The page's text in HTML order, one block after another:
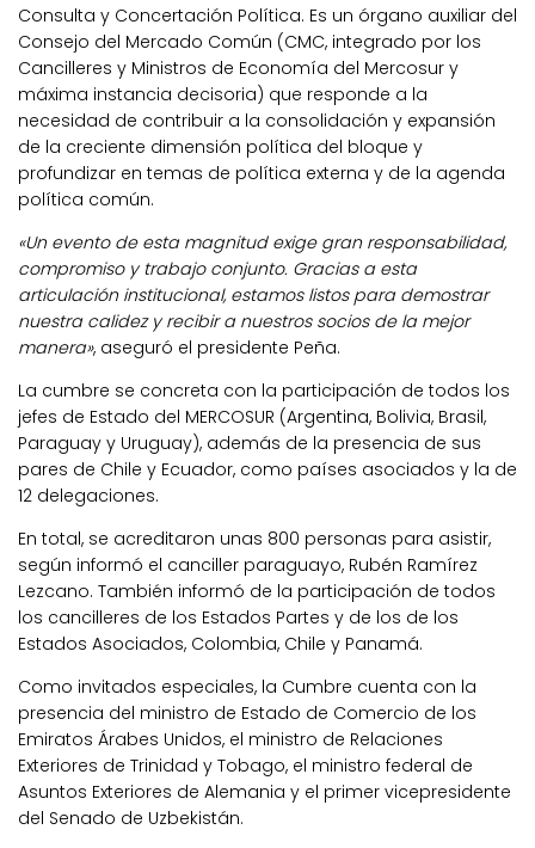
Consulta y Concertación Política. Es un órgano auxiliar del
Consejo del Mercado Común (CMC, integrado por los
Cancilleres y Ministros de Economía del Mercosur y
máxima instancia decisoria) que responde a la
necesidad de contribuir a la consolidación y expansión
de la creciente dimensión política del bloque y
profundizar en temas de política externa y de la agenda
política común.
«Un evento de esta magnitud exige gran responsabilidad,
compromiso y trabajo conjunto. Gracias a esta
articulación institucional, estamos listos para demostrar
nuestra calidez y recibir a nuestros socios de la mejor
manera», aseguró el presidente Peña.
La cumbre se concreta con la participación de todos los
jefes de Estado del MERCOSUR (Argentina, Bolivia, Brasil,
Paraguay y Uruguay), además de la presencia de sus
pares de Chile y Ecuador, como países asociados y la de
12 delegaciones.
En total, se acreditaron unas 800 personas para asistir,
según informó el canciller paraguayo, Rubén Ramírez
Lezcano. También informó de la participación de todos
los cancilleres de los Estados Partes y de los de los
Estados Asociados, Colombia, Chile y Panamá.
Como invitados especiales, la Cumbre cuenta con la
presencia del ministro de Estado de Comercio de los
Emiratos Árabes Unidos, el ministro de Relaciones
Exteriores de Trinidad y Tobago, el ministro federal de
Asuntos Exteriores de Alemania y el primer vicepresidente
del Senado de Uzbekistán.